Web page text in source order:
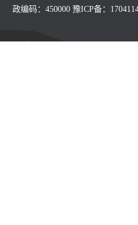
政编码：450000 豫ICP备：